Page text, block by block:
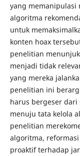
yang memanipulasi
algoritma
untuk
konten hoax
penelitian
menjadi tidak
yang mereka
penelitian ini
harus bergeser dari
menuju tata kelola
penelitian
algoritma,
proaktif terhadap